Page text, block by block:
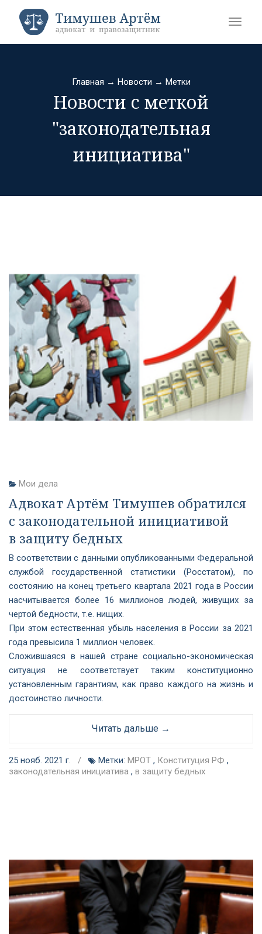
Главная → Новости → Метки
Новости с меткой
"законодательная
инициатива"
Мои дела
Адвокат Артём Тимушев обратился
с законодательной инициативой
в защиту бедных
В соответствии с данными опубликованными Федеральной
службой государственной статистики (Росстатом), по
состоянию на конец третьего квартала 2021 года в России
насчитывается более 16 миллионов людей, живущих за
чертой бедности, т.е. нищих.
При этом естественная убыль населения в России за 2021
года превысила 1 миллион человек.
Сложившаяся в нашей стране социально-экономическая
ситуация не соответствует таким конституционно
установленным гарантиям, как право каждого на жизнь и
достоинство личности.
Читать дальше →
25 нояб. 2021 г. / Метки: МРОТ , Конституция РФ ,
законодательная инициатива , в защиту бедных